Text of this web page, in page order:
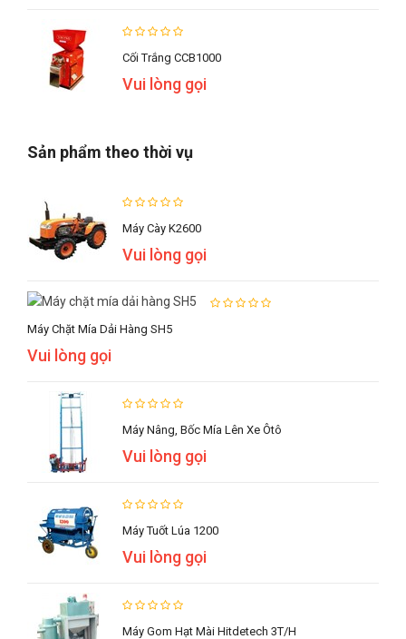
Cối Trắng CCB1000
Vui lòng gọi
Sản phẩm theo thời vụ
Máy Cày K2600
Vui lòng gọi
Máy Chặt Mía Dải Hàng SH5
Vui lòng gọi
Máy Nâng, Bốc Mía Lên Xe Ôtô
Vui lòng gọi
Máy Tuốt Lúa 1200
Vui lòng gọi
Máy Gom Hạt Mài Hitdetech 3T/h